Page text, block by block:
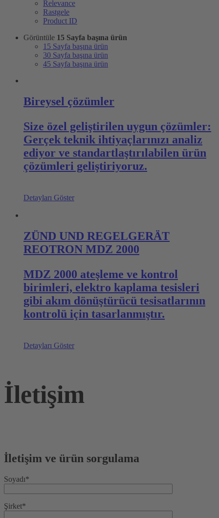
Relevance
Rastgele
Product ID
Görüntüle 15 Sayfa başına ürün
15 Sayfa başına ürün
30 Sayfa başına ürün
45 Sayfa başına ürün
Bireysel çözümler
Size özel geliştirilen uygun çözümler:
Gerçek teknik ihtiyaçlarınızı analiz
ediyor ve standartlaştırılabilen ürün
çözümleri geliştiriyoruz.
Detayları Göster
ZÜND UND REGELGERÄT
REOTRON MDZ 2000
MDZ 2000 ateşleme ve kontrol
birimleri, elektro kaplama tesisleri
gibi akım dönüştürücü tesisatlarının
kontrolü için tasarlanmıştır.
Detayları Göster
İletişim
İletişim ve ürün sorgulama
Soyadı*
Şirket*